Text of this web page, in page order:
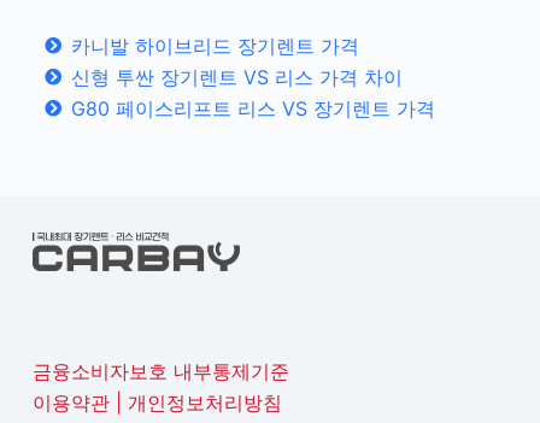
카니발 하이브리드 장기렌트 가격
신형 투싼 장기렌트 VS 리스 가격 차이
G80 페이스리프트 리스 VS 장기렌트 가격
금융소비자보호 내부통제기준
이용약관| 개인정보처리방침